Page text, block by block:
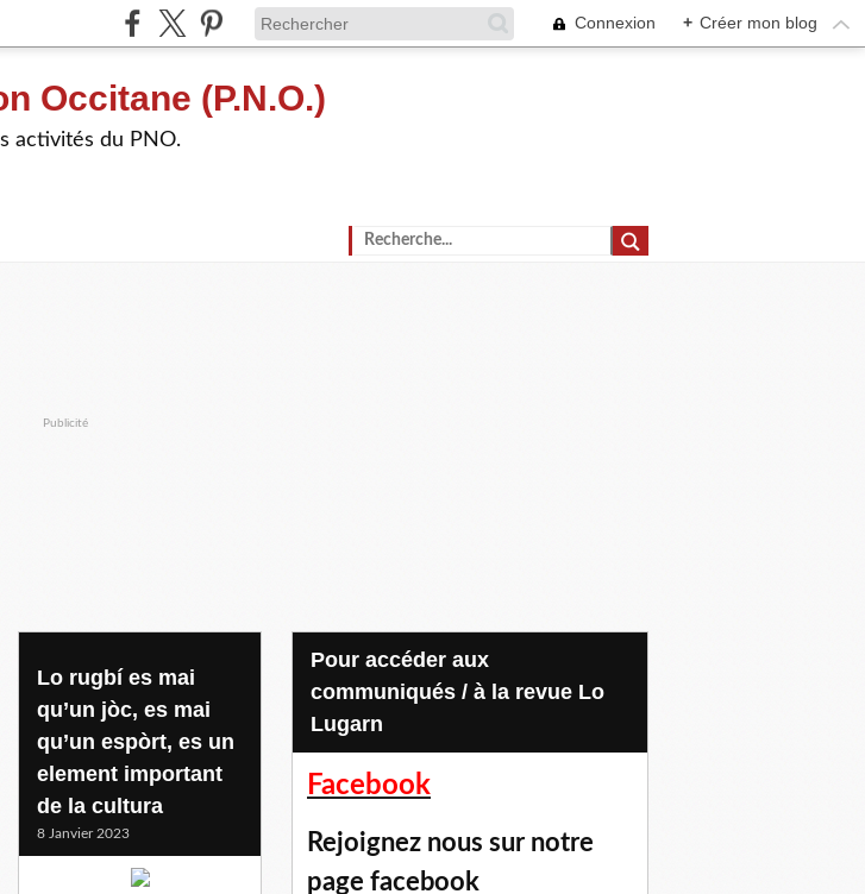
Connexion + Créer mon blog
Occitane (P.N.O.)
activités du PNO.
Publicité
Lo rugbí es mai
qu’un jòc, es mai
qu’un espòrt, es un
element important
de la cultura
8 Janvier 2023
Pour accéder aux
communiqués / à la revue Lo
Lugarn
Facebook
Rejoignez nous sur notre
page facebook